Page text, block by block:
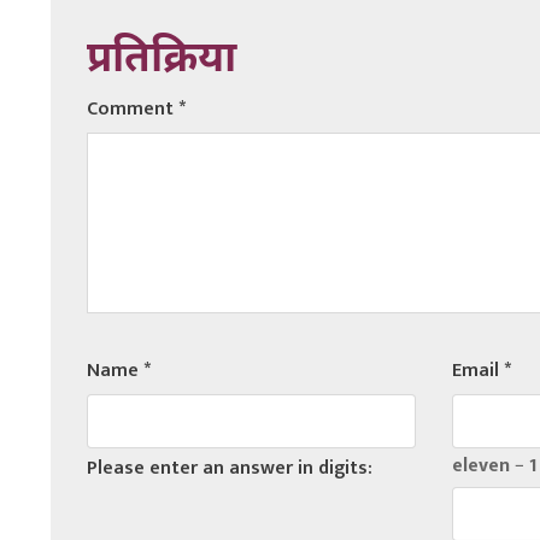
प्रतिक्रिया
Comment*
Name* Email*
Please enter an answer in digits: eleven −